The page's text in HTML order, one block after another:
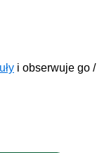
i obserwuje go /